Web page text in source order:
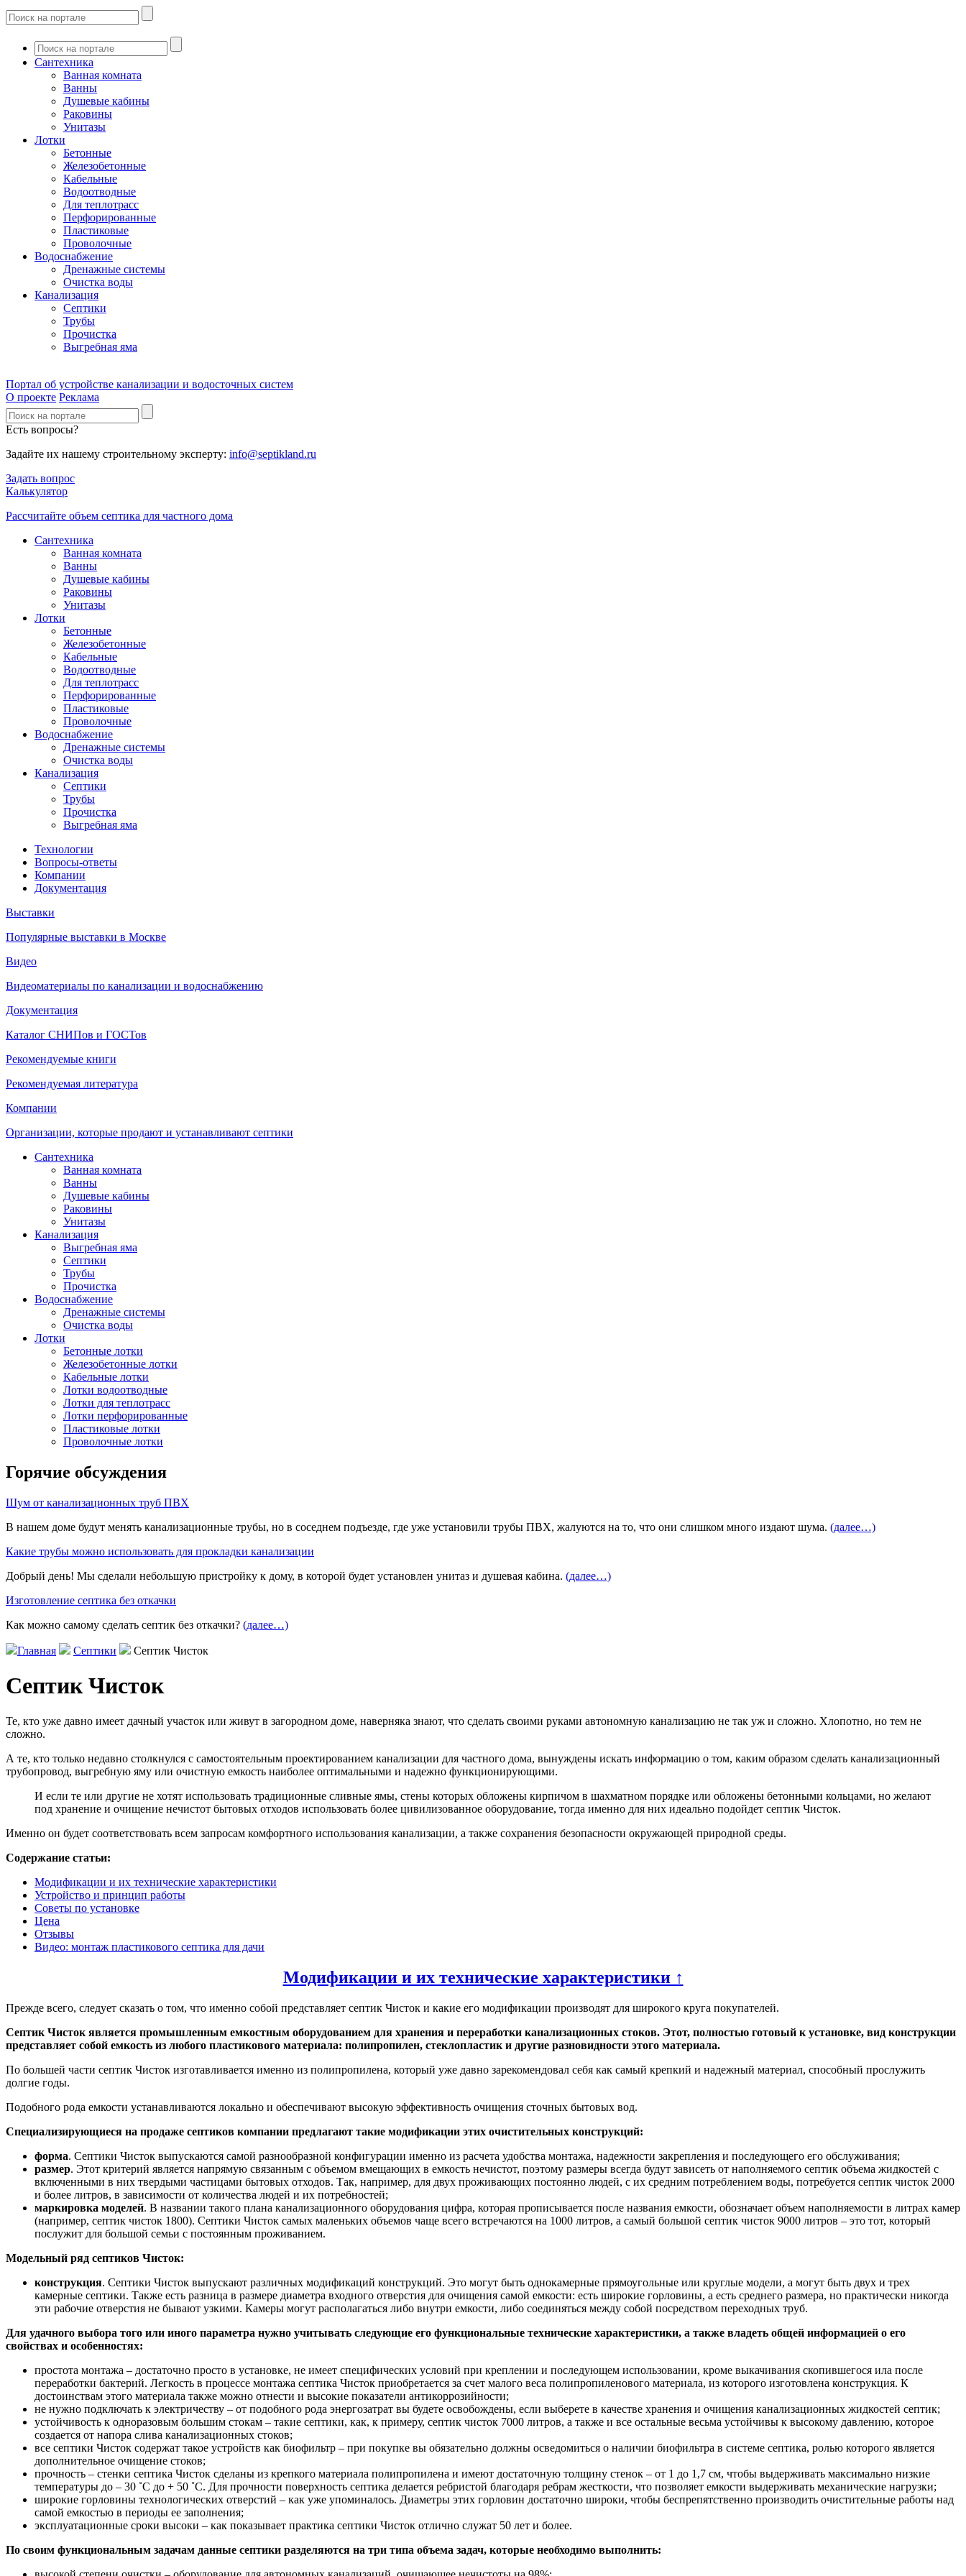
Сантехника
Ванная комната
Ванны
Душевые кабины
Раковины
Унитазы
Лотки
Бетонные
Железобетонные
Кабельные
Водоотводные
Для теплотрасс
Перфорированные
Пластиковые
Проволочные
Водоснабжение
Дренажные системы
Очистка воды
Канализация
Септики
Трубы
Прочистка
Выгребная яма
Портал об устройстве канализации и водосточных систем
О проекте Реклама
Есть вопросы?
Задайте их нашему строительному эксперту: info@septikland.ru
Задать вопрос
Калькулятор
Рассчитайте объем септика для частного дома
Сантехника
Ванная комната
Ванны
Душевые кабины
Раковины
Унитазы
Лотки
Бетонные
Железобетонные
Кабельные
Водоотводные
Для теплотрасс
Перфорированные
Пластиковые
Проволочные
Водоснабжение
Дренажные системы
Очистка воды
Канализация
Септики
Трубы
Прочистка
Выгребная яма
Технологии
Вопросы-ответы
Компании
Документация
Выставки
Популярные выставки в Москве
Видео
Видеоматериалы по канализации и водоснабжению
Документация
Каталог СНИПов и ГОСТов
Рекомендуемые книги
Рекомендуемая литература
Компании
Организации, которые продают и устанавливают септики
Сантехника
Ванная комната
Ванны
Душевые кабины
Раковины
Унитазы
Канализация
Выгребная яма
Септики
Трубы
Прочистка
Водоснабжение
Дренажные системы
Очистка воды
Лотки
Бетонные лотки
Железобетонные лотки
Кабельные лотки
Лотки водоотводные
Лотки для теплотрасс
Лотки перфорированные
Пластиковые лотки
Проволочные лотки
Горячие обсуждения
Шум от канализационных труб ПВХ
В нашем доме будут менять канализационные трубы, но в соседнем подъезде, где уже установили трубы ПВХ, жалуются на то, что они слишком много издают шума. (далее…)
Какие трубы можно использовать для прокладки канализации
Добрый день! Мы сделали небольшую пристройку к дому, в которой будет установлен унитаз и душевая кабина. (далее…)
Изготовление септика без откачки
Как можно самому сделать септик без откачки? (далее…)
Главная Септики Септик Чисток
Септик Чисток
Те, кто уже давно имеет дачный участок или живут в загородном доме, наверняка знают, что сделать своими руками автономную канализацию не так уж и сложно. Хлопотно, но тем не
сложно.
А те, кто только недавно столкнулся с самостоятельным проектированием канализации для частного дома, вынуждены искать информацию о том, каким образом сделать канализационный
трубопровод, выгребную яму или очистную емкость наиболее оптимальными и надежно функционирующими.
И если те или другие не хотят использовать традиционные сливные ямы, стены которых обложены кирпичом в шахматном порядке или обложены бетонными кольцами, но желают
под хранение и очищение нечистот бытовых отходов использовать более цивилизованное оборудование, тогда именно для них идеально подойдет септик Чисток.
Именно он будет соответствовать всем запросам комфортного использования канализации, а также сохранения безопасности окружающей природной среды.
Содержание статьи:
Модификации и их технические характеристики
Устройство и принцип работы
Советы по установке
Цена
Отзывы
Видео: монтаж пластикового септика для дачи
Модификации и их технические характеристики ↑
Прежде всего, следует сказать о том, что именно собой представляет септик Чисток и какие его модификации производят для широкого круга покупателей.
Септик Чисток является промышленным емкостным оборудованием для хранения и переработки канализационных стоков. Этот, полностью готовый к установке, вид конструкции
представляет собой емкость из любого пластикового материала: полипропилен, стеклопластик и другие разновидности этого материала.
По большей части септик Чисток изготавливается именно из полипропилена, который уже давно зарекомендовал себя как самый крепкий и надежный материал, способный прослужить
долгие годы.
Подобного рода емкости устанавливаются локально и обеспечивают высокую эффективность очищения сточных бытовых вод.
Специализирующиеся на продаже септиков компании предлагают такие модификации этих очистительных конструкций:
форма. Септики Чисток выпускаются самой разнообразной конфигурации именно из расчета удобства монтажа, надежности закрепления и последующего его обслуживания;
размер. Этот критерий является напрямую связанным с объемом вмещающих в емкость нечистот, поэтому размеры всегда будут зависеть от наполняемого септик объема жидкостей с
включенными в них твердыми частицами бытовых отходов. Так, например, для двух проживающих постоянно людей, с их средним потреблением воды, потребуется септик чисток 2000
и более литров, в зависимости от количества людей и их потребностей;
маркировка моделей. В названии такого плана канализационного оборудования цифра, которая прописывается после названия емкости, обозначает объем наполняемости в литрах камер
(например, септик чисток 1800). Септики Чисток самых маленьких объемов чаще всего встречаются на 1000 литров, а самый большой септик чисток 9000 литров – это тот, который
послужит для большой семьи с постоянным проживанием.
Модельный ряд септиков Чисток:
конструкция. Септики Чисток выпускают различных модификаций конструкций. Это могут быть однокамерные прямоугольные или круглые модели, а могут быть двух и трех
камерные септики. Также есть разница в размере диаметра входного отверстия для очищения самой емкости: есть широкие горловины, а есть среднего размера, но практически никогда
эти рабочие отверстия не бывают узкими. Камеры могут располагаться либо внутри емкости, либо соединяться между собой посредством переходных труб.
Для удачного выбора того или иного параметра нужно учитывать следующие его функциональные технические характеристики, а также владеть общей информацией о его
свойствах и особенностях:
простота монтажа – достаточно просто в установке, не имеет специфических условий при креплении и последующем использовании, кроме выкачивания скопившегося ила после
переработки бактерий. Легкость в процессе монтажа септика Чисток приобретается за счет малого веса полипропиленового материала, из которого изготовлена конструкция. К
достоинствам этого материала также можно отнести и высокие показатели антикоррозийности;
не нужно подключать к электричеству – от подобного рода энергозатрат вы будете освобождены, если выберете в качестве хранения и очищения канализационных жидкостей септик;
устойчивость к одноразовым большим стокам – такие септики, как, к примеру, септик чисток 7000 литров, а также и все остальные весьма устойчивы к высокому давлению, которое
создается от напора слива канализационных стоков;
все септики Чисток содержат такое устройств как биофильтр – при покупке вы обязательно должны осведомиться о наличии биофильтра в системе септика, ролью которого является
дополнительное очищение стоков;
прочность – стенки септика Чисток сделаны из крепкого материала полипропилена и имеют достаточную толщину стенок – от 1 до 1,7 см, чтобы выдерживать максимально низкие
температуры до – 30 ˚С до + 50 ˚С. Для прочности поверхность септика делается ребристой благодаря ребрам жесткости, что позволяет емкости выдерживать механические нагрузки;
широкие горловины технологических отверстий – как уже упоминалось. Диаметры этих горловин достаточно широки, чтобы беспрепятственно производить очистительные работы над
самой емкостью в периоды ее заполнения;
эксплуатационные сроки высоки – как показывает практика септики Чисток отлично служат 50 лет и более.
По своим функциональным задачам данные септики разделяются на три типа объема задач, которые необходимо выполнить: